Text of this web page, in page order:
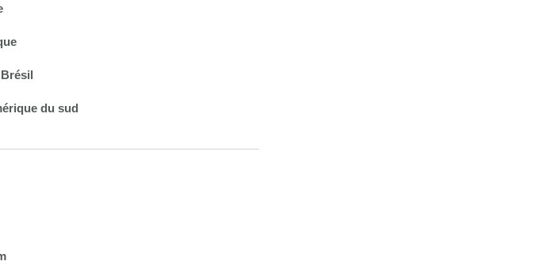
Brésil
du sud